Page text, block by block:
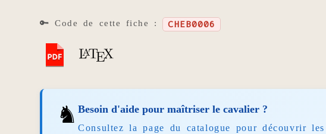
🔑 Code de cette fiche : CHEB0006
♞Besoin d'aide pour maîtriser le cavalier ?
Consultez la page du catalogue pour découvrir les